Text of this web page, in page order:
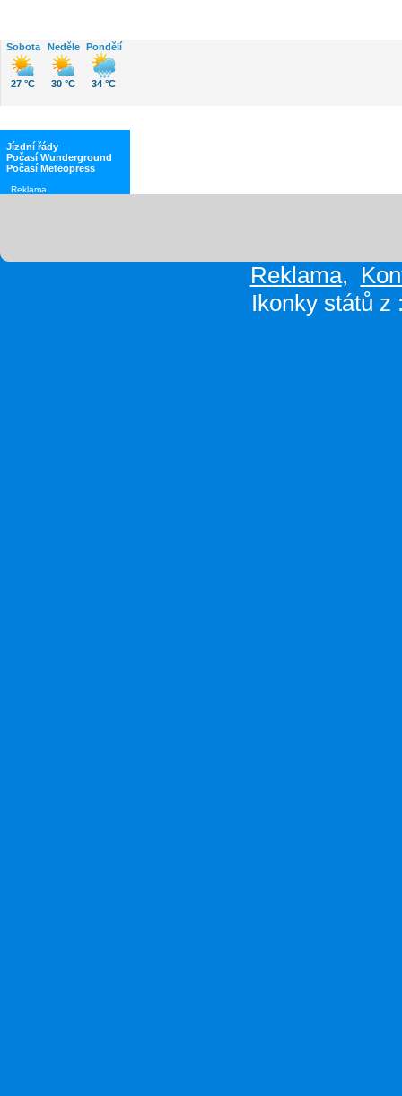
Sobota
27 °C
Neděle
30 °C
Pondělí
34 °C
Jízdní řády
Počasí Wunderground
Počasí Meteopress
Reklama
Reklama,
Ikonky států z